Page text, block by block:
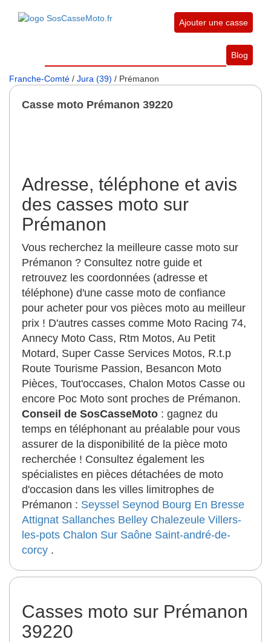
Ajouter une casse
Blog
Franche-Comté / Jura (39) / Prémanon
Casse moto Prémanon 39220
Adresse, téléphone et avis
des casses moto sur
Prémanon
Vous recherchez la meilleure casse moto sur
Prémanon ? Consultez notre guide et
retrouvez les coordonnées (adresse et
téléphone) d'une casse moto de confiance
pour acheter pour vos pièces moto au meilleur
prix ! D'autres casses comme Moto Racing 74,
Annecy Moto Cass, Rtm Motos, Au Petit
Motard, Super Casse Services Motos, R.t.p
Route Tourisme Passion, Besancon Moto
Pièces, Tout'occases, Chalon Motos Casse ou
encore Poc Moto sont proches de Prémanon.
Conseil de SosCasseMoto : gagnez du
temps en téléphonant au préalable pour vous
assurer de la disponibilité de la pièce moto
recherchée ! Consultez également les
spécialistes en pièces détachées de moto
d'occasion dans les villes limitrophes de
Prémanon : Seyssel Seynod Bourg En Bresse
Attignat Sallanches Belley Chalezeule Villers-
les-pots Chalon Sur Saône Saint-andré-de-
corcy .
Casses moto sur Prémanon
39220